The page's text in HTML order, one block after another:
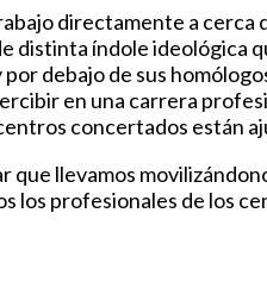
directamente a cerca
distinta índole
debajo de sus
en una carrera
concertados están
que llevamos
los profesionales de los